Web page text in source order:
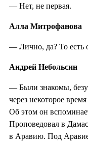
— Нет, не первая.
Алла Митрофанова
— Лично, да? То есть
Андрей Небольсин
— Были знакомы,
через некоторое
Об этом он
Проповедовал в
в Аравию. Под